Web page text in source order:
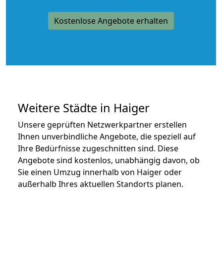
Kostenlose Angebote erhalten
Weitere Städte in Haiger
Unsere geprüften Netzwerkpartner erstellen
Ihnen unverbindliche Angebote, die speziell auf
Ihre Bedürfnisse zugeschnitten sind. Diese
Angebote sind kostenlos, unabhängig davon, ob
Sie einen Umzug innerhalb von Haiger oder
außerhalb Ihres aktuellen Standorts planen.